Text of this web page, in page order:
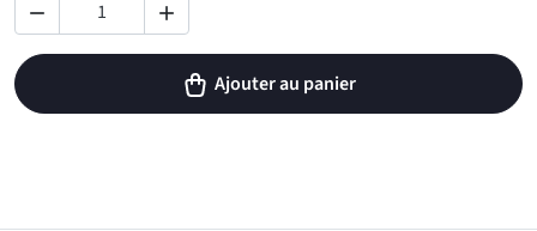
 
Ajouter au panier